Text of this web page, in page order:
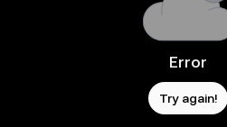
Error
Try again!